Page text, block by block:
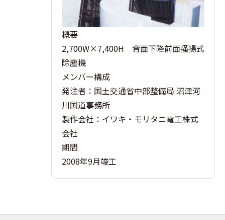
概要
2,700W×7,400H 背面下降前面掻揚式
除塵機
メンバー構成
発注者：国土交通省中部整備局 沼津河
川国道事務所
製作会社：イワキ・モリタニ電工株式
会社
期間
2008年9月竣工